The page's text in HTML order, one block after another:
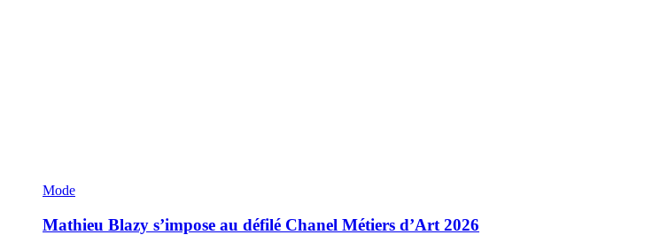
Mode
Mathieu Blazy s’impose au défilé Chanel Métiers d’Art 2026